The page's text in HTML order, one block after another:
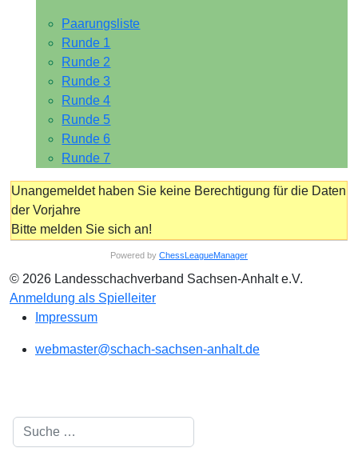
Paarungsliste
Runde 1
Runde 2
Runde 3
Runde 4
Runde 5
Runde 6
Runde 7
Unangemeldet haben Sie keine Berechtigung für die Daten
der Vorjahre
Bitte melden Sie sich an!
Powered by ChessLeagueManager
© 2026 Landesschachverband Sachsen-Anhalt e.V.
Anmeldung als Spielleiter
Impressum
webmaster@schach-sachsen-anhalt.de